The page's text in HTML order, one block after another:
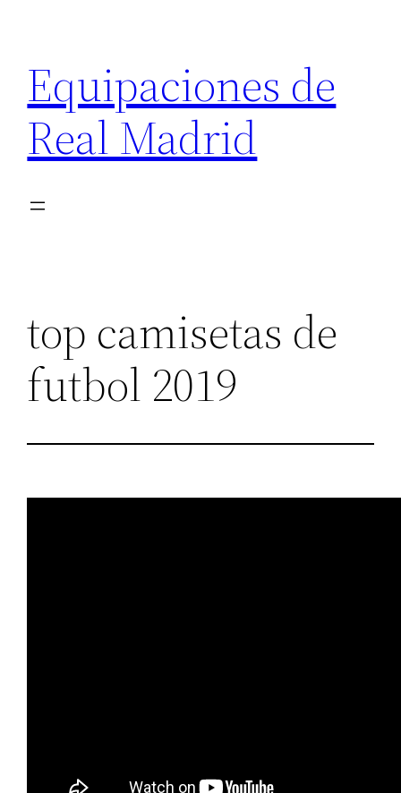
contenido
Equipaciones de
Real Madrid
top camisetas de
futbol 2019